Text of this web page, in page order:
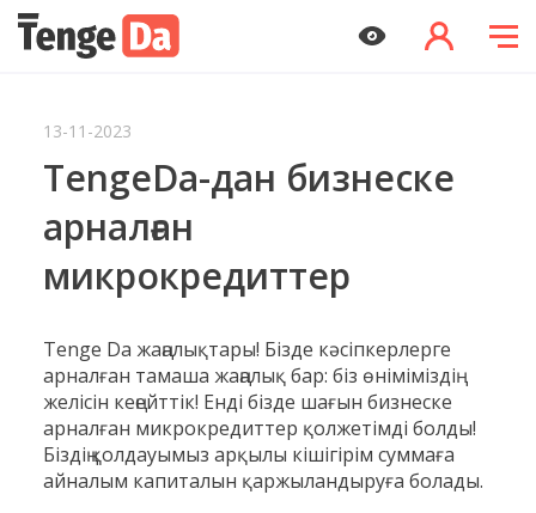
13-11-2023
TengeDa-дан бизнеске
арналған
микрокредиттер
Tenge Da жаңалықтары! Бізде кәсіпкерлерге
арналған тамаша жаңалық бар: біз өніміміздің
желісін кеңейттік! Енді бізде шағын бизнеске
арналған микрокредиттер қолжетімді болды!
Біздің қолдауымыз арқылы кішігірім суммаға
айналым капиталын қаржыландыруға болады.